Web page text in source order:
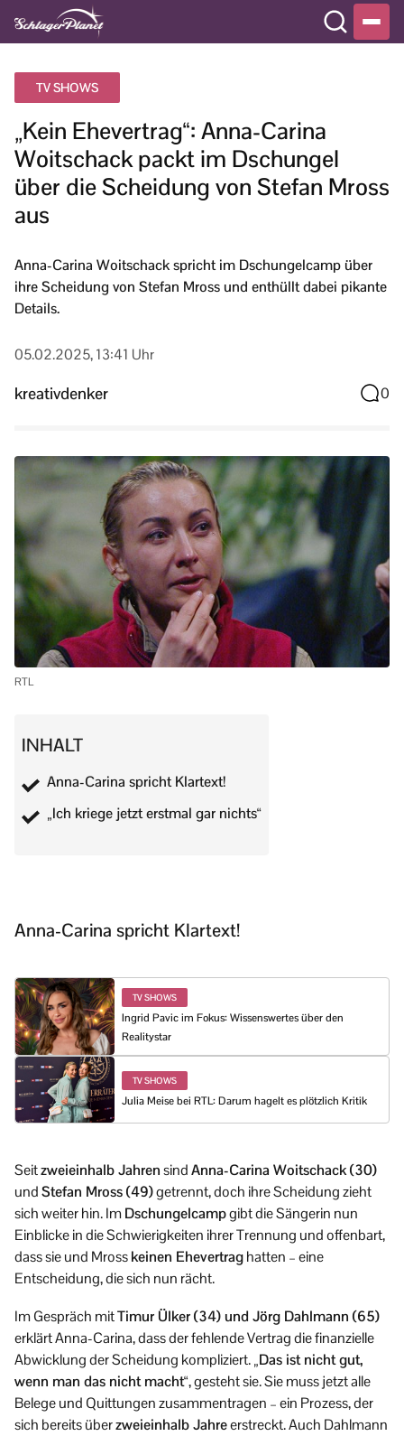
TV SHOWS
„Kein Ehevertrag“: Anna-Carina
Woitschack packt im Dschungel
über die Scheidung von Stefan Mross
aus
Anna-Carina Woitschack spricht im Dschungelcamp über
ihre Scheidung von Stefan Mross und enthüllt dabei pikante
Details.
05.02.2025, 13:41 Uhr
kreativdenker 0
RTL
INHALT
Anna-Carina spricht Klartext!
„Ich kriege jetzt erstmal gar nichts“
Anna-Carina spricht Klartext!
TV SHOWS
Ingrid Pavic im Fokus: Wissenswertes über den
Realitystar
TV SHOWS
Julia Meise bei RTL: Darum hagelt es plötzlich Kritik
Seitzweieinhalb JahrensindAnna-Carina Woitschack (30)
undStefan Mross (49)getrennt, doch ihre Scheidung zieht
sich weiter hin. ImDschungelcampgibt die Sängerin nun
Einblicke in die Schwierigkeiten ihrer Trennung und offenbart,
dass sie und Mrosskeinen Ehevertraghatten – eine
Entscheidung, die sich nun rächt.
Im Gespräch mitTimur Ülker (34) und Jörg Dahlmann (65)
erklärt Anna-Carina, dass der fehlende Vertrag die finanzielle
Abwicklung der Scheidung kompliziert.„Das ist nicht gut,
wenn man das nicht macht“, gesteht sie. Sie muss jetzt alle
Belege und Quittungen zusammentragen – ein Prozess, der
sich bereits überzweieinhalb Jahreerstreckt. Auch Dahlmann